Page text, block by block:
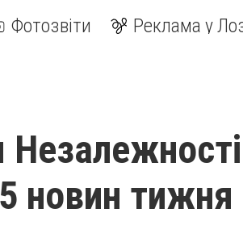
Фотозвіти Реклама у
новин тижня